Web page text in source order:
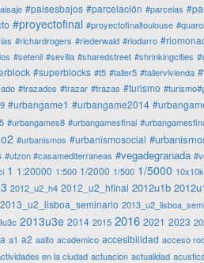
#paisesbajos #parcelación #parcelas
#proyectofinal #proyectofinaltoulouse
#richardrogers #riederwald #riodarro
#setenil #sevilla #sharedstreet #shrinkingcities
#superblocks #t5 #taller5 #tallervivienda
#trazados #trazar #trazas #turismo
#urbangame1 #urbangame2014
#urbangames8 #urbangamesfinal
#urbanismos #urbanismosocial
#utzon #casamediterraneas #vegadegranada
1 1:20000 1:500 1/2000 1/500 1/5000
2012_u2_h4 2012_u2_hfinal 2012u1b
2013_u2_lisboa_seminario
2013u3e 2014 2015 2016 2021 2023
a a1 a2 aalto academico accesibilidad acceso
en la ciudad actuacion actualidad